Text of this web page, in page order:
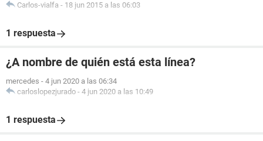
Carlos-vialfa - 18 jun 2015 a las 06:03
1 respuesta
¿A nombre de quién está esta línea?
mercedes - 4 jun 2020 a las 06:34
carloslopezjurado - 4 jun 2020 a las 10:49
1 respuesta